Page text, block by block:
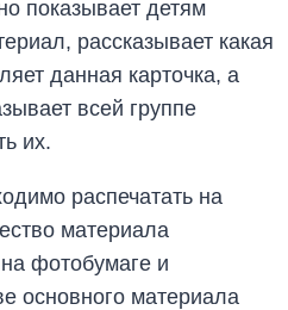
показывает детям
рассказывает какая
данная карточка, а
всей группе
их.
распечатать на
материала
фотобумаге и
основного материала